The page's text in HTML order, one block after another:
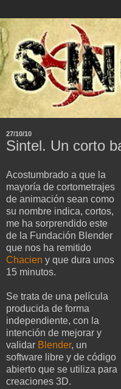
27/10/10
Sintel. Un corto
Acostumbrado a que la
mayoría de cortometrajes
de animación sean como
su nombre indica, cortos,
me ha sorprendido este
de la Fundación Blender
que nos ha remitido
Chacien y que dura unos
15 minutos.
Se trata de una película
producida de forma
independiente, con la
intención de mejorar y
validar Blender, un
software libre y de código
abierto que se utiliza para
creaciones 3D.